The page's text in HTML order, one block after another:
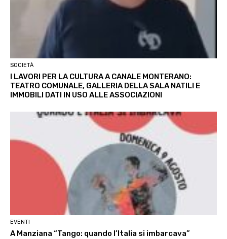
SOCIETÀ
I LAVORI PER LA CULTURA A CANALE MONTERANO:
TEATRO COMUNALE, GALLERIA DELLA SALA NATILI E
IMMOBILI DATI IN USO ALLE ASSOCIAZIONI
EVENTI
A Manziana “Tango: quando l’Italia si imbarcava”